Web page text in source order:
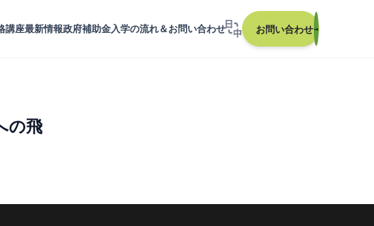
講座最新情報政府補助金入学の流れ＆お問い合わせ お問い合わせ→
の飛